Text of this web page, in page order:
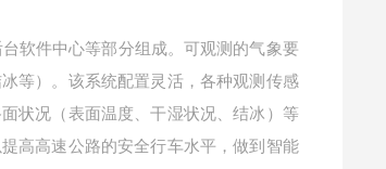
软件中心等部分组成。可观测的气象要
等）。该系统配置灵活，各种观测传感
状况（表面温度、干湿状况、结冰）等
高高速公路的安全行车水平，做到智能